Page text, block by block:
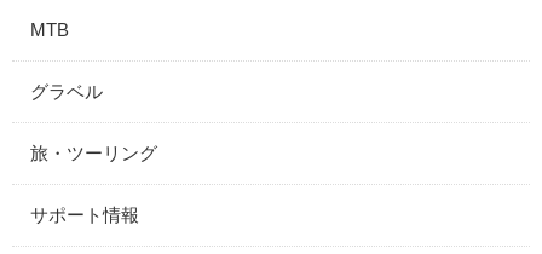
MTB
グラベル
旅・ツーリング
サポート情報